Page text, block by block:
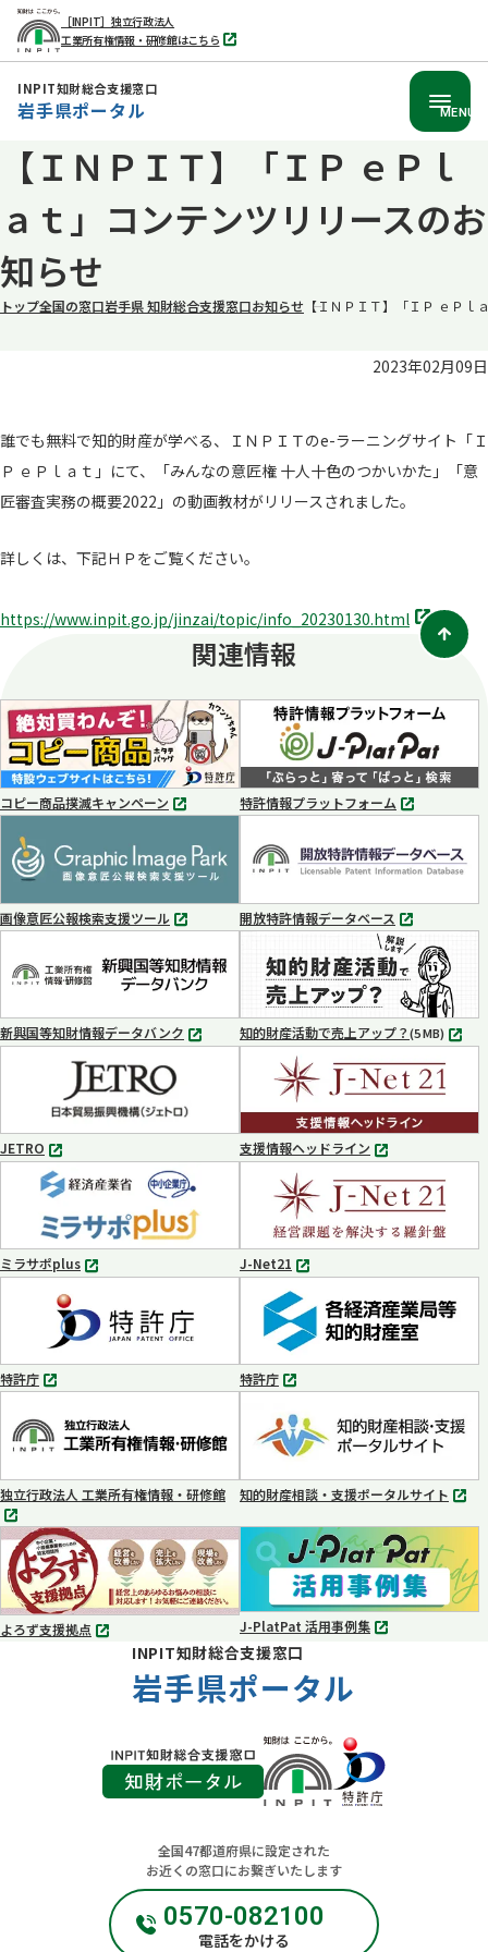
へ
動
［INPIT］独立行政法人
工業所有権情報・研修館はこちら
別
タ
INPIT知財総合支援窓口
岩手県ポータル MENU
【ＩＮＰＩＴ】「ＩＰ ｅＰｌ
ａｔ」コンテンツリリースのお
知らせ
トップ全国の窓口岩手県 知財総合支援窓口お知らせ 【ＩＮＰＩＴ】「ＩＰ ｅＰ
2023年02月09日
誰でも無料で知的財産が学べる、ＩＮＰＩＴのe-ラーニングサイト「Ｉ
Ｐ ｅＰｌａｔ」にて、「みんなの意匠権 十人十色のつかいかた」「意
匠審査実務の概要2022」の動画教材がリリースされました。
詳しくは、下記ＨＰをご覧ください。
https://www.inpit.go.jp/jinzai/topic/info_20230130.html 別
開
く
関連情報
コピー商品撲滅キャンペーン
別
で
開
く
特許情報プラットフォーム
別
ブ
で
く
画像意匠公報検索支援ツール
別
ブ
で
く
開放特許情報データベース
別
タ
ブ
で
開
く
新興国等知財情報データバンク
別
開
く
知的財産活動で売上アップ？(5 MB) MP4
JETRO
別
タ
ブ
で
開
く
支援情報ヘッドライン
別
タ
ブ
で
開
く
ミラサポplus
別
ブ
で
開
く
J-Net21
別
タ
ブ
で
開
く
特許庁
別
ブ
で
く
特許庁
別
ブ
で
開
く
独立行政法人 工業所有権情報・研修館
別
タ
ブ
で
知的財産相談・支援ポータルサイト
別
タ
開
く
よろず支援拠点
別
J-PlatPat 活用事例集
別
INPIT知財総合支援窓口
岩手県ポータル
全国47都道府県に設定された
お近くの窓口にお繋ぎいたします
0570-082100
電話をかける